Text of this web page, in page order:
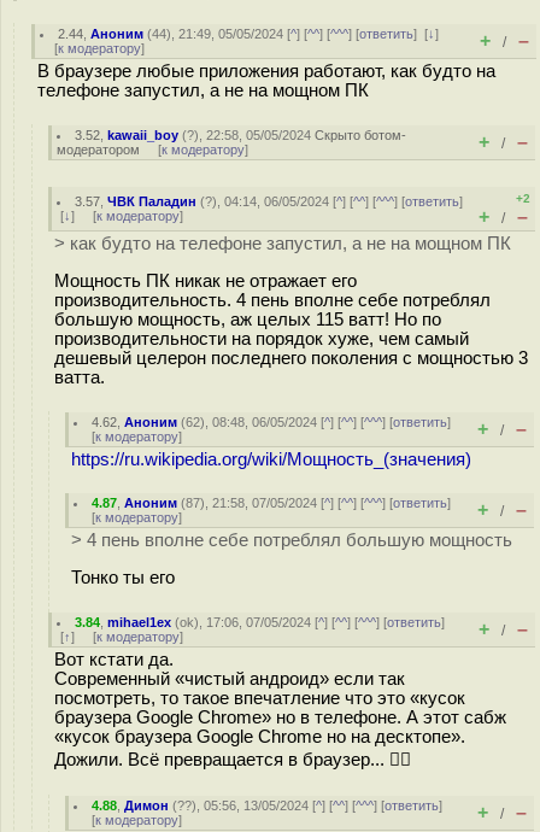
2.44 ,Аноним (44), 21:49, 05/05/2024 [^] [^^] [^^^] [ответить][↓]
[к модератору] + / –
В браузере любые приложения работают, как будто на
телефоне запустил, а не на мощном ПК
3.52 ,kawaii_boy (?), 22:58, 05/05/2024Скрыто ботом-
модератором [к модератору] + / –
3.57 ,ЧВК Паладин (?), 04:14, 06/05/2024 [^] [^^] [^^^] [ответить]
[↓] [к модератору]
+2
+ / –
> как будто на телефоне запустил, а не на мощном ПК
Мощность ПК никак не отражает его
производительность. 4 пень вполне себе потреблял
большую мощность, аж целых 115 ватт! Но по
производительности на порядок хуже, чем самый
дешевый целерон последнего поколения с мощностью 3
ватта.
4.62 ,Аноним (62), 08:48, 06/05/2024 [^] [^^] [^^^] [ответить]
[к модератору] + / –
https://ru.wikipedia.org/wiki/Мощность_(значения)
4.87 ,Аноним (87), 21:58, 07/05/2024 [^] [^^] [^^^] [ответить]
[к модератору] + / –
> 4 пень вполне себе потреблял большую мощность
Тонко ты его
3.84 ,mihael1ex (ok), 17:06, 07/05/2024 [^] [^^] [^^^] [ответить]
[↑] [к модератору] + / –
Вот кстати да.
Современный «чистый андроид» если так
посмотреть, то такое впечатление что это «кусок
браузера Google Chrome» но в телефоне. А этот сабж
«кусок браузера Google Chrome но на десктопе».
Дожили. Всё превращается в браузер... 🤦‍♂️
4.88 ,Димон (??), 05:56, 13/05/2024 [^] [^^] [^^^] [ответить]
[к модератору] + / –